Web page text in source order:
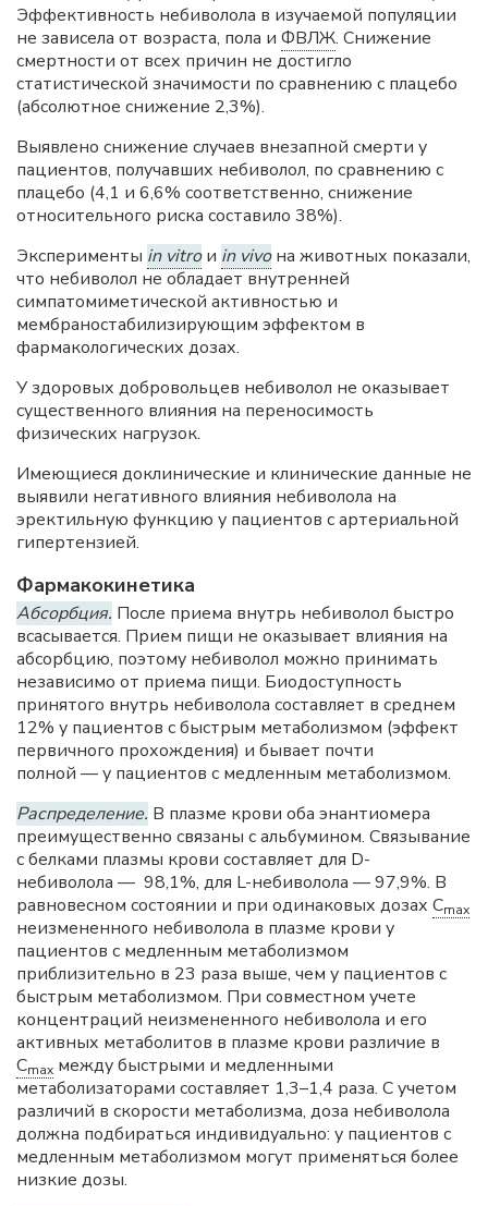
Эффективность небиволола в изучаемой популяции
не зависела от возраста, пола и ФВЛЖ. Снижение
смертности от всех причин не достигло
статистической значимости по сравнению с плацебо
(абсолютное снижение 2,3%).
Выявлено снижение случаев внезапной смерти у
пациентов, получавших небиволол, по сравнению с
плацебо (4,1 и 6,6% соответственно, снижение
относительного риска составило 38%).
Эксперименты in vitroи in vivoна животных показали,
что небиволол не обладает внутренней
симпатомиметической активностью и
мембраностабилизирующим эффектом в
фармакологических дозах.
У здоровых добровольцев небиволол не оказывает
существенного влияния на переносимость
физических нагрузок.
Имеющиеся доклинические и клинические данные не
выявили негативного влияния небиволола на
эректильную функцию у пациентов с артериальной
гипертензией.
Фармакокинетика
Абсорбция. После приема внутрь небиволол быстро
всасывается. Прием пищи не оказывает влияния на
абсорбцию, поэтому небиволол можно принимать
независимо от приема пищи. Биодоступность
принятого внутрь небиволола составляет в среднем
12% у пациентов с быстрым метаболизмом (эффект
первичного прохождения) и бывает почти
полной — у пациентов с медленным метаболизмом.
Распределение. В плазме крови оба энантиомера
преимущественно связаны с альбумином. Связывание
с белками плазмы крови составляет для D-
небиволола — 98,1%, для L-небиволола — 97,9%. В
равновесном состоянии и при одинаковых дозах Cmax
неизмененного небиволола в плазме крови у
пациентов с медленным метаболизмом
приблизительно в 23 раза выше, чем у пациентов с
быстрым метаболизмом. При совместном учете
концентраций неизмененного небиволола и его
активных метаболитов в плазме крови различие в
Cmax между быстрыми и медленными
метаболизаторами составляет 1,3–1,4 раза. С учетом
различий в скорости метаболизма, доза небиволола
должна подбираться индивидуально: у пациентов с
медленным метаболизмом могут применяться более
низкие дозы.